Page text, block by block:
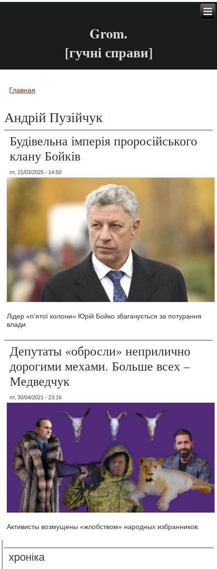
Grom.
[гучні справи]
Вы здесь
Главная
Андрій Пузійчук
Будівельна імперія проросійського
клану Бойків
пт, 21/03/2025 - 14:50
Лідер «п’ятої колони» Юрій Бойко збагачується за потурання
влади.
Депутаты «обросли» неприлично
дорогими мехами. Больше всех –
Медведчук
пт, 30/04/2021 - 23:16
Активисты возмущены «жлобством» народных избранников.
хроніка